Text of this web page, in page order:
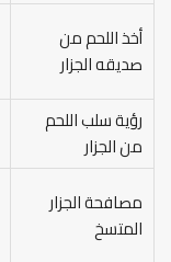
أخذ اللحم من
صديقه الجزار
رؤية سلب اللحم
من الجزار
مصافحة الجزار
المتسخ